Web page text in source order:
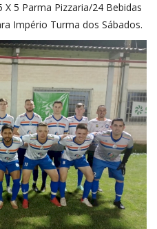
5 Parma Pizzaria/24 Bebidas
Império Turma dos Sábados.